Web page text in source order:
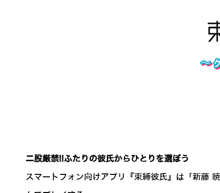
二股厳禁!!ふたりの彼氏からひとりを選ぼう
スマートフォン向けアプリ『束縛彼氏』は「新藤